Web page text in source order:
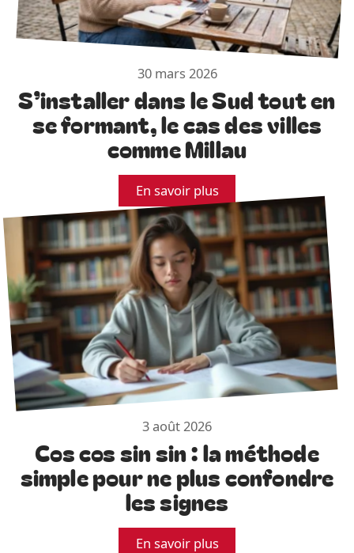
30 mars 2026
S’installer dans le Sud tout en
se formant, le cas des villes
comme Millau
En savoir plus
3 août 2026
Cos cos sin sin : la méthode
simple pour ne plus confondre
les signes
En savoir plus